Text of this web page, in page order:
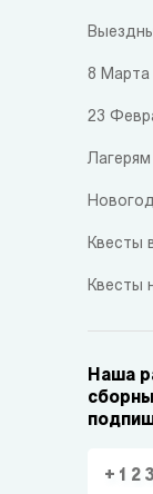
8 Марта
23
Лагерям
Квесты
Квесты
Наша